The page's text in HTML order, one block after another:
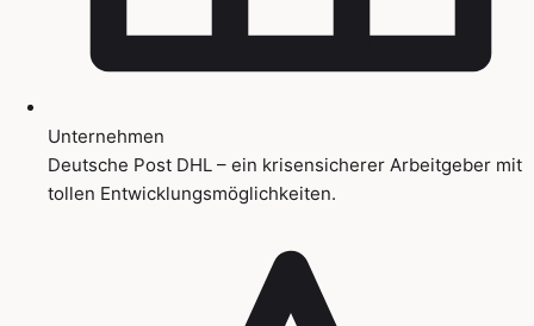
Unternehmen
Deutsche Post DHL – ein krisensicherer Arbeitgeber mit
tollen Entwicklungsmöglichkeiten.